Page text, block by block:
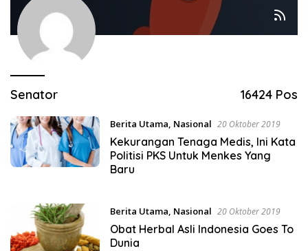
Senator 16424 Pos
Berita Utama, Nasional 20 Oktober 2019
Kekurangan Tenaga Medis, Ini Kata
Politisi PKS Untuk Menkes Yang
Baru
Berita Utama, Nasional 20 Oktober 2019
Obat Herbal Asli Indonesia Goes To
Dunia